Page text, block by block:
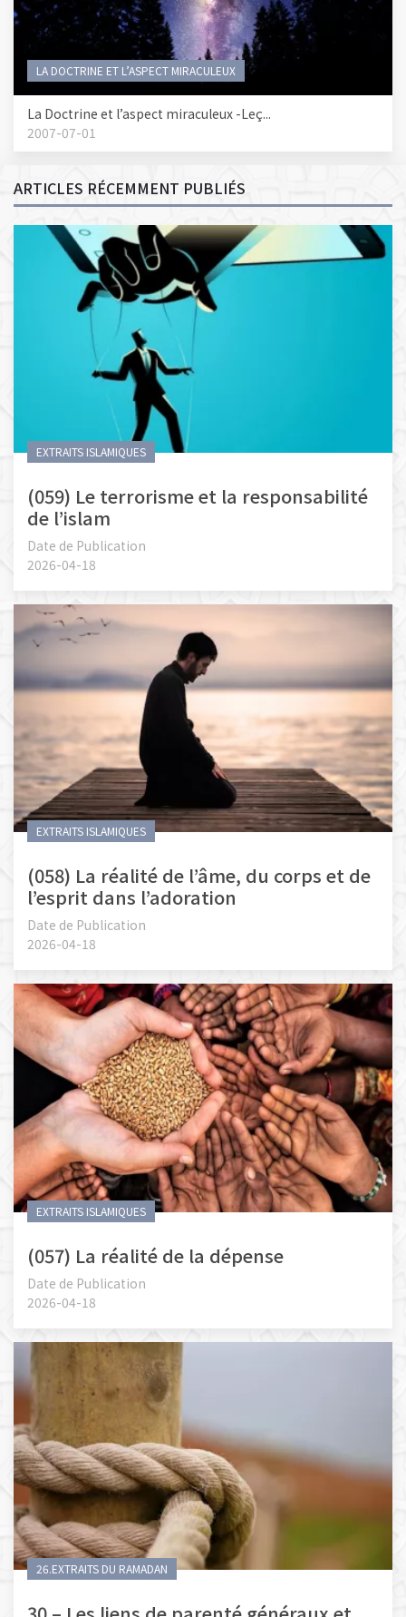
LA DOCTRINE ET L’ASPECT MIRACULEUX
La Doctrine et l’aspect miraculeux -Leç...
2007-07-01
ARTICLES RÉCEMMENT PUBLIÉS
EXTRAITS ISLAMIQUES
(059) Le terrorisme et la responsabilité
de l’islam
Date de Publication
2026-04-18
EXTRAITS ISLAMIQUES
(058) La réalité de l’âme, du corps et de
l’esprit dans l’adoration
Date de Publication
2026-04-18
EXTRAITS ISLAMIQUES
(057) La réalité de la dépense
Date de Publication
2026-04-18
26.EXTRAITS DU RAMADAN